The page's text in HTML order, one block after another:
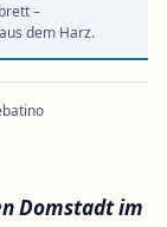
–
dem Harz.
Domstadt im